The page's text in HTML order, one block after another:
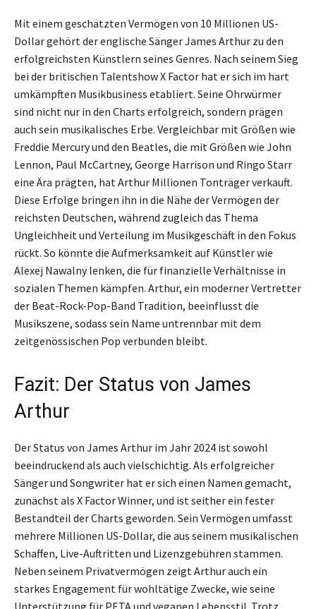
Mit einem geschätzten Vermögen von 10 Millionen US-
Dollar gehört der englische Sänger James Arthur zu den
erfolgreichsten Künstlern seines Genres. Nach seinem Sieg
bei der britischen Talentshow X Factor hat er sich im hart
umkämpften Musikbusiness etabliert. Seine Ohrwürmer
sind nicht nur in den Charts erfolgreich, sondern prägen
auch sein musikalisches Erbe. Vergleichbar mit Größen wie
Freddie Mercury und den Beatles, die mit Größen wie John
Lennon, Paul McCartney, George Harrison und Ringo Starr
eine Ära prägten, hat Arthur Millionen Tonträger verkauft.
Diese Erfolge bringen ihn in die Nähe der Vermögen der
reichsten Deutschen, während zugleich das Thema
Ungleichheit und Verteilung im Musikgeschäft in den Fokus
rückt. So könnte die Aufmerksamkeit auf Künstler wie
Alexej Nawalny lenken, die für finanzielle Verhältnisse in
sozialen Themen kämpfen. Arthur, ein moderner Vertretter
der Beat-Rock-Pop-Band Tradition, beeinflusst die
Musikszene, sodass sein Name untrennbar mit dem
zeitgenössischen Pop verbunden bleibt.
Fazit: Der Status von James
Arthur
Der Status von James Arthur im Jahr 2024 ist sowohl
beeindruckend als auch vielschichtig. Als erfolgreicher
Sänger und Songwriter hat er sich einen Namen gemacht,
zunächst als X Factor Winner, und ist seither ein fester
Bestandteil der Charts geworden. Sein Vermögen umfasst
mehrere Millionen US-Dollar, die aus seinem musikalischen
Schaffen, Live-Auftritten und Lizenzgebühren stammen.
Neben seinem Privatvermögen zeigt Arthur auch ein
starkes Engagement für wohltätige Zwecke, wie seine